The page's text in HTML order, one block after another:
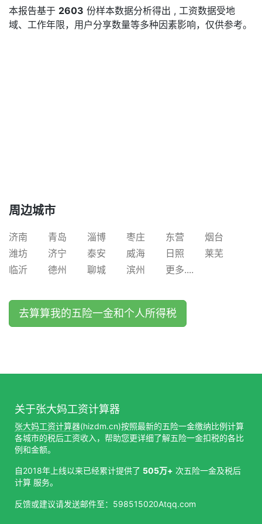
本报告基于 2603 份样本数据分析得出 , 工资数据受地
域、工作年限，用户分享数量等多种因素影响，仅供参考。
周边城市
济南 青岛 淄博 枣庄 东营
烟台
潍坊
济宁 泰安 威海 日照
莱芜
临沂
德州 聊城 滨州 更多....
去算算我的五险一金和个人所得税
关于张大妈工资计算器
张大妈工资计算器(hizdm.cn)按照最新的五险一金缴纳比例计算
各城市的税后工资收入，帮助您更详细了解五险一金扣税的各比
例和金额。
自2018年上线以来已经累计提供了 505万+ 次五险一金及税后
计算 服务。
反馈或建议请发送邮件至：598515020Atqq.com